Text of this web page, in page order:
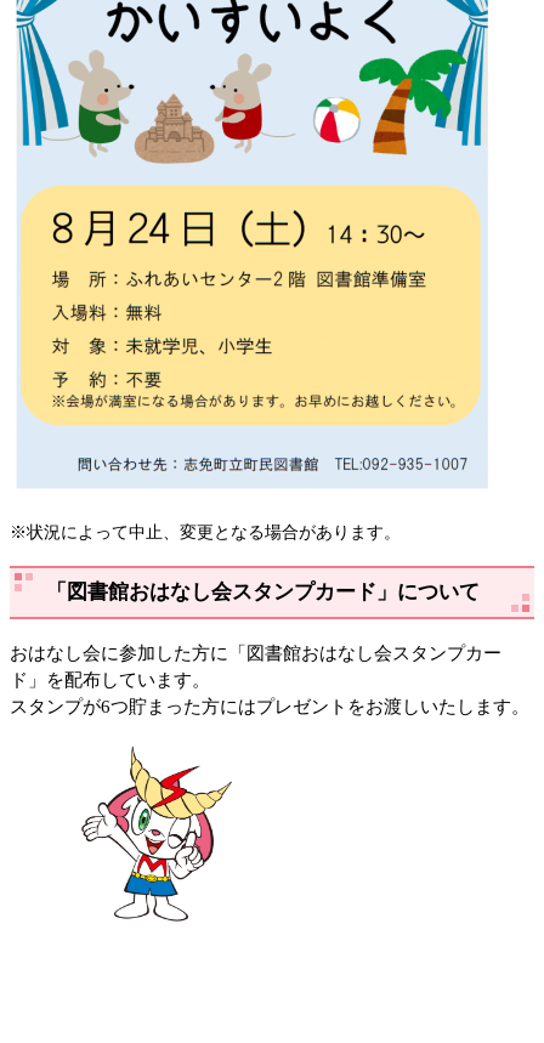
※状況によって中止、変更となる場合があります。
「図書館おはなし会スタンプカード」について
おはなし会に参加した方に「図書館おはなし会スタンプカー
ド」を配布しています。
スタンプが6つ貯まった方にはプレゼントをお渡しいたします。